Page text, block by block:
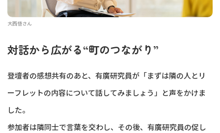
大西悟さん
対話から広がる“町のつながり”
登壇者の感想共有のあと、有廣研究員が「まずは隣の人とリ
ーフレットの内容について話してみましょう」と声をかけま
した。
参加者は隣同士で言葉を交わし、その後、有廣研究員の促し